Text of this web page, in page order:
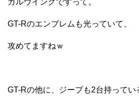
ガルウイングですって。
GT-Rのエンブレムも光っていて、
攻めてますねｗ
GT-Rの他に、ジープも2台持ってい